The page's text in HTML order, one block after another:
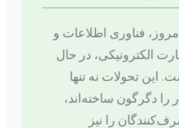
فناوری اطلاعات و
الکترونیکی، در حال
این تحولات نه تنها
دگرگون ساخته‌اند،
را نیز